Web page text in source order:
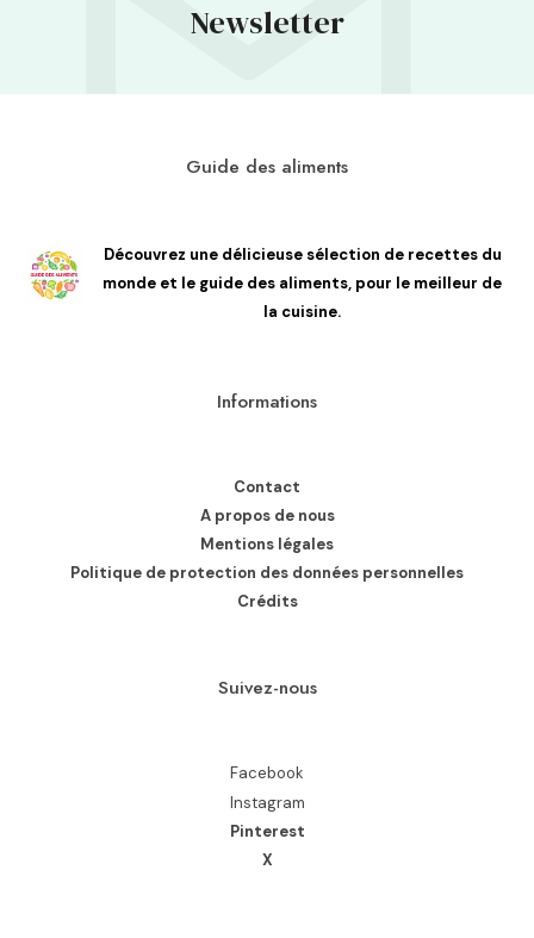
Newsletter
Guide des aliments
Découvrez une délicieuse sélection de recettes du
monde et le guide des aliments, pour le meilleur de
la cuisine.
Informations
Contact
A propos de nous
Mentions légales
Politique de protection des données personnelles
Crédits
Suivez-nous
Facebook
Instagram
Pinterest
X